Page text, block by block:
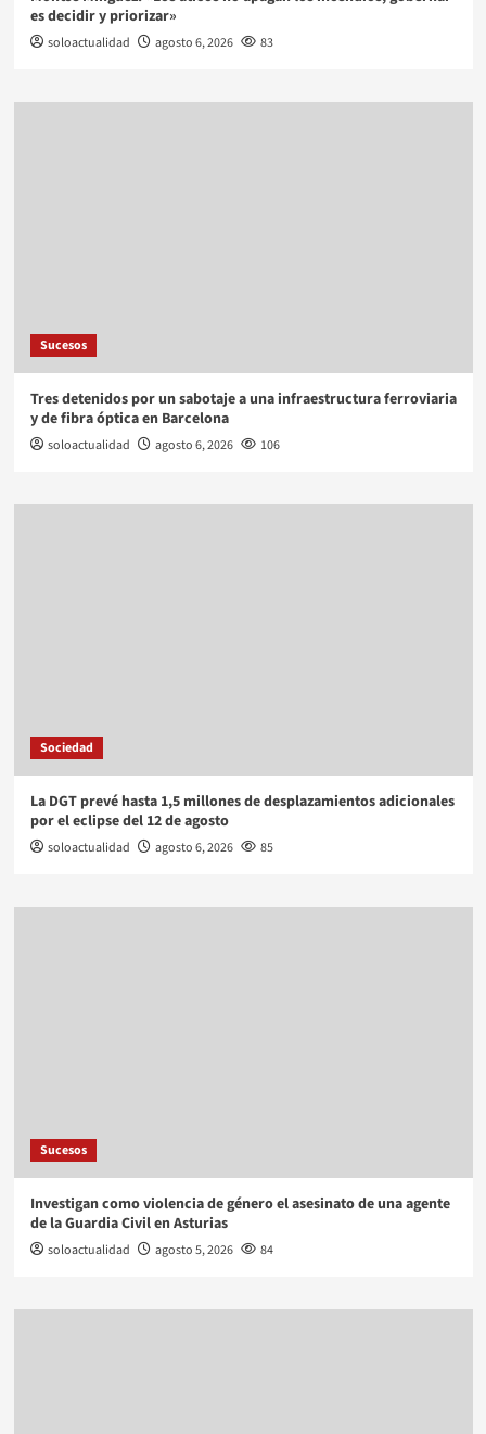
es decidir y priorizar»
soloactualidad agosto 6, 2026 83
Sucesos
Tres detenidos por un sabotaje a una infraestructura ferroviaria
y de fibra óptica en Barcelona
soloactualidad agosto 6, 2026 106
Sociedad
La DGT prevé hasta 1,5 millones de desplazamientos adicionales
por el eclipse del 12 de agosto
soloactualidad agosto 6, 2026 85
Sucesos
Investigan como violencia de género el asesinato de una agente
de la Guardia Civil en Asturias
soloactualidad agosto 5, 2026 84